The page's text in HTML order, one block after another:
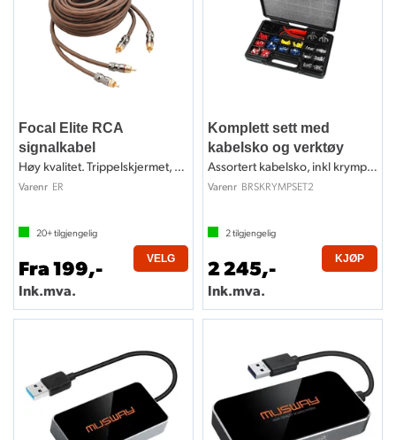
Focal Elite RCA
signalkabel
Høy kvalitet. Trippelskjermet, OFC
Varenr ER
20+tilgjengelig
Fra 199,-
Ink.mva.
VELG
Komplett sett med
kabelsko og verktøy
Assortert kabelsko, inkl krympeverktøy
Varenr BRSKRYMPSET2
2tilgjengelig
2 245,-
Ink.mva.
KJØP